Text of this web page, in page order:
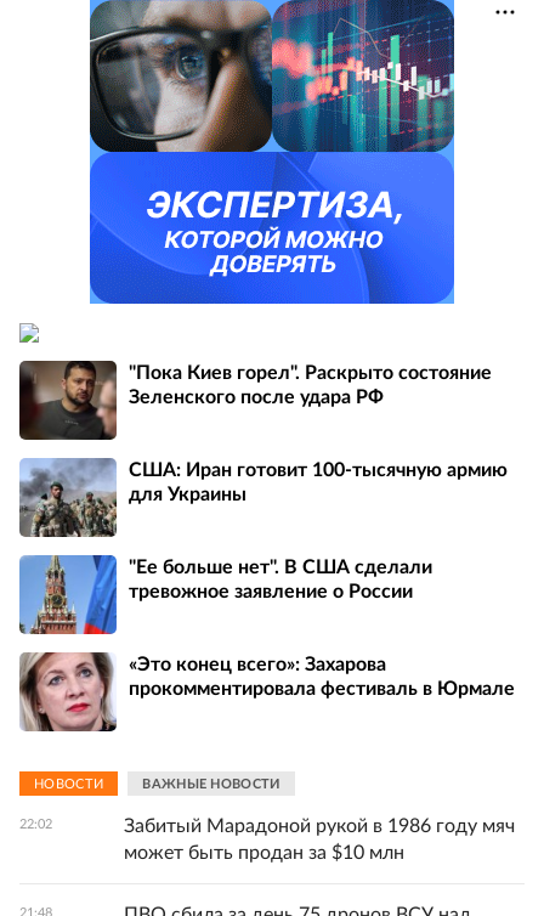
"Пока Киев горел". Раскрыто состояние
Зеленского после удара РФ
США: Иран готовит 100-тысячную армию
для Украины
"Ее больше нет". В США сделали
тревожное заявление о России
«Это конец всего»: Захарова
прокомментировала фестиваль в Юрмале
НОВОСТИ ВАЖНЫЕ НОВОСТИ
22:02
Забитый Марадоной рукой в 1986 году мяч
может быть продан за $10 млн
21:48